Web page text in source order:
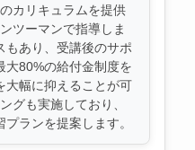
カリキュラムを提供
ツーマンで指導しま
もあり、受講後のサポ
大80%の給付金制度を
大幅に抑えることが可
グも実施しており、
ランを提案します。